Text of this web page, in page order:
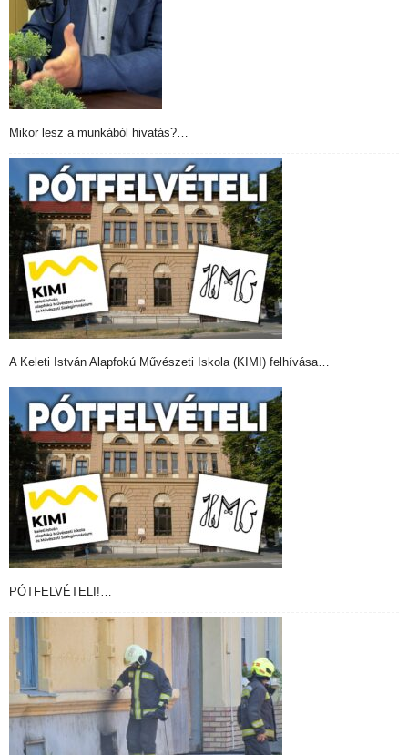
Mikor lesz a munkából hivatás?…
A Keleti István Alapfokú Művészeti Iskola (KIMI) felhívása…
PÓTFELVÉTELI!…